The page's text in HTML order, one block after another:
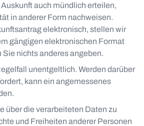
auch mündlich erteilen,
in anderer Form nachweisen.
elektronisch, stellen wir
gängigen elektronischen Format
Sie nichts anderes angeben.
unentgeltlich. Werden darüber
kann ein angemessenes
über die verarbeiteten Daten zu
und Freiheiten anderer Personen